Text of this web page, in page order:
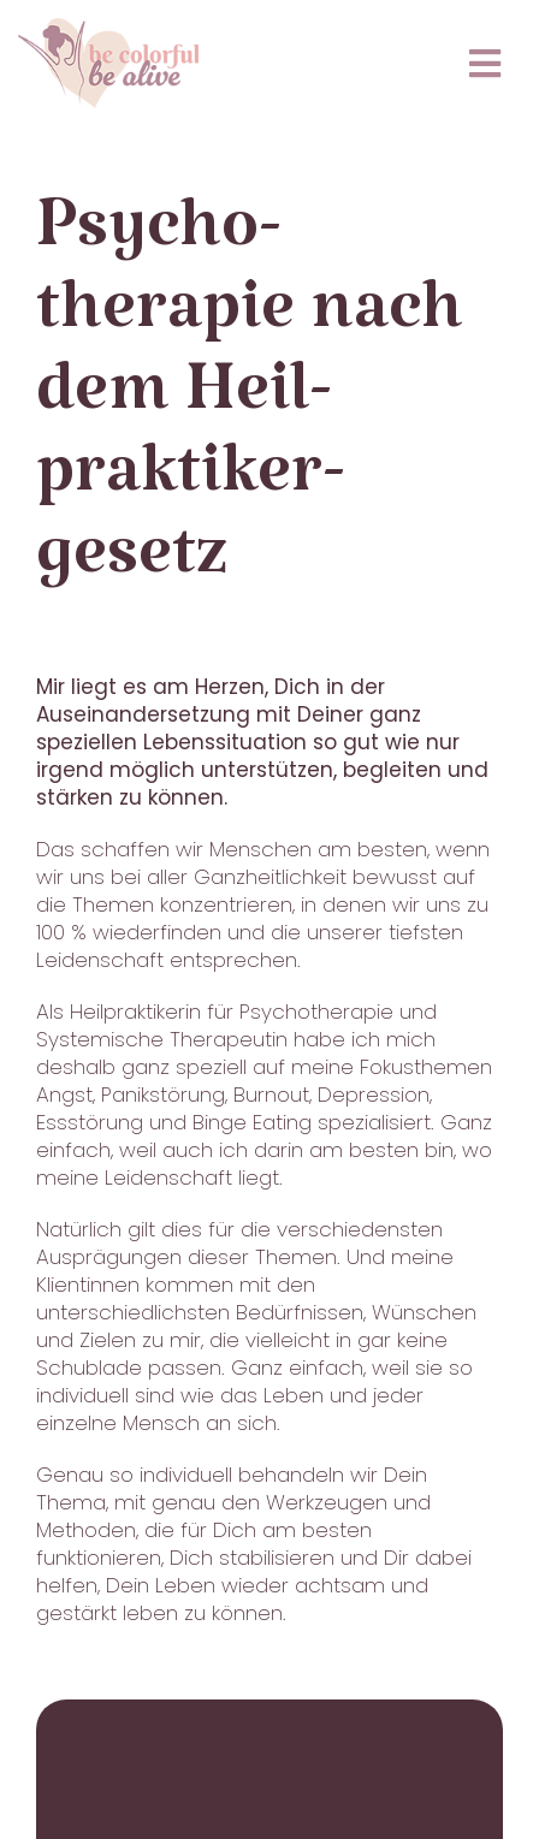
Inhalt
springen
Gruppenkurse
Honorar
Psycho­­
therapie nach
dem Heil­
praktiker­­
gesetz
Mir liegt es am Herzen, Dich in der
Auseinandersetzung mit Deiner ganz
speziellen Lebenssituation so gut wie nur
irgend möglich unterstützen, begleiten und
stärken zu können.
Das schaffen wir Menschen am besten, wenn
wir uns bei aller Ganzheitlichkeit bewusst auf
die Themen konzentrieren, in denen wir uns zu
100 % wiederfinden und die unserer tiefsten
Leidenschaft entsprechen.
Als Heilpraktikerin für Psychotherapie und
Systemische Therapeutin habe ich mich
deshalb ganz speziell auf meine Fokusthemen
Angst, Panikstörung, Burnout, Depression,
Essstörung und Binge Eating spezialisiert. Ganz
einfach, weil auch ich darin am besten bin, wo
meine Leidenschaft liegt.
Natürlich gilt dies für die verschiedensten
Ausprägungen dieser Themen. Und meine
Klientinnen kommen mit den
unterschiedlichsten Bedürfnissen, Wünschen
und Zielen zu mir, die vielleicht in gar keine
Schublade passen. Ganz einfach, weil sie so
individuell sind wie das Leben und jeder
einzelne Mensch an sich.
Genau so individuell behandeln wir Dein
Thema, mit genau den Werkzeugen und
Methoden, die für Dich am besten
funktionieren, Dich stabilisieren und Dir dabei
helfen, Dein Leben wieder achtsam und
gestärkt leben zu können.